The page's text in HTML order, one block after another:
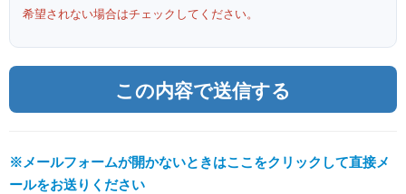
希望されない場合はチェックしてください。
※メールフォームが開かないときはここをクリックして直接メ
ールをお送りください